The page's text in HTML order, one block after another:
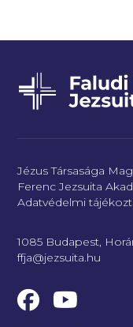
Jézus Társasága
Ferenc Jezsuita
Adatvédelmi
1085 Budapest,
ffja@jezsuita.hu